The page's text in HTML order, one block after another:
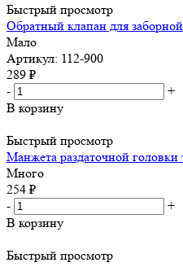
Быстрый просмотр
Обратный клапан для
Мало
Артикул: 112-900
289 ₽
-
+
В корзину
Быстрый просмотр
Манжета раздаточной
Много
254 ₽
-
+
В корзину
Быстрый просмотр